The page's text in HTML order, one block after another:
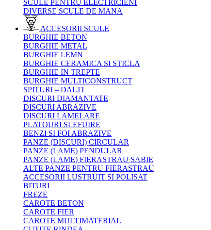
SCULE PENTRU ELECTRICIENI
DIVERSE SCULE DE MANA
ACCESORII SCULE
BURGHIE BETON
BURGHIE METAL
BURGHIE LEMN
BURGHIE CERAMICA SI STICLA
BURGHIE IN TREPTE
BURGHIE MULTICONSTRUCT
SPITURI – DALTI
DISCURI DIAMANTATE
DISCURI ABRAZIVE
DISCURI LAMELARE
PLATOURI SLEFUIRE
BENZI SI FOI ABRAZIVE
PANZE (DISCURI) CIRCULAR
PANZE (LAME) PENDULAR
PANZE (LAME) FIERASTRAU SABIE
ALTE PANZE PENTRU FIERASTRAU
ACCESORII LUSTRUIT SI POLISAT
BITURI
FREZE
CAROTE BETON
CAROTE FIER
CAROTE MULTIMATERIAL